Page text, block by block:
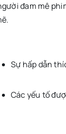
đam mê
Sự hấp dẫn
Các yếu tố